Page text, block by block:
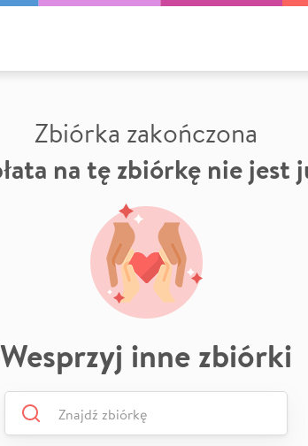
Zbiórka zakończona
na tę zbiórkę nie jest
Wesprzyj inne zbiórki